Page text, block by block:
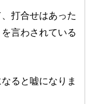
打合せはあった
言わされている
ると嘘になりま